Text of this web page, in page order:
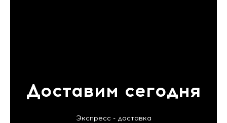
Доставим сегодня
Экспресс - доставка